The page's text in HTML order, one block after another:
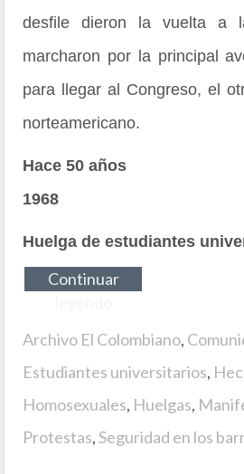
desfile dieron la vuelta a
marcharon por la principal
para llegar al Congreso, el
norteamericano.
Hace 50 años
1968
Huelga de estudiantes
Continuar
Archivo El Colombiano,
Estudiantes universitarios,
Homosexuales, Huelgas,
Protestas,Seguridad en los